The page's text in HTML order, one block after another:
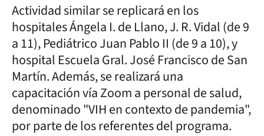
Actividad similar se replicará en los
hospitales Ángela I. de Llano, J. R. Vidal (de 9
a 11), Pediátrico Juan Pablo II (de 9 a 10), y
hospital Escuela Gral. José Francisco de San
Martín. Además, se realizará una
capacitación vía Zoom a personal de salud,
denominado "VIH en contexto de pandemia",
por parte de los referentes del programa.